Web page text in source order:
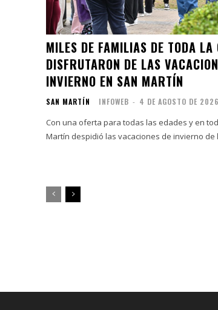
MILES DE FAMILIAS DE TODA LA
DISFRUTARON DE LAS
INVIERNO EN SAN MARTÍN
SAN MARTÍN INFOWEB - 4 DE AGOSTO DE 2026
Con una oferta para todas las edades y en
Martín despidió las vacaciones de invierno de